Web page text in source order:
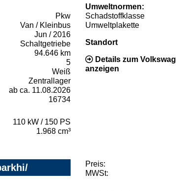
Pkw
Van / Kleinbus
Jun / 2016
Schaltgetriebe
94.646 km
5
Weiß
Zentrallager
ab ca. 11.08.2026
16734
110 kW / 150 PS
1.968 cm³
Umweltnormen:
Schadstoffklasse
Umweltplakette
Standort
Details zum
anzeigen
Preis:
MWSt: